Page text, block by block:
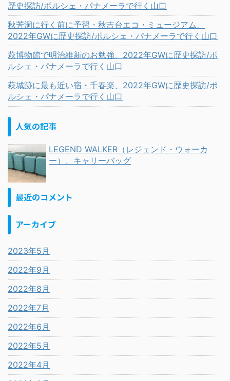
歴史探訪/ポルシェ・パナメーラで行く山口
秋芳洞に行く前に予習・秋吉台エコ・ミュージアム、
2022年GWに歴史探訪/ポルシェ・パナメーラで行く山口
萩博物館で明治維新のお勉強、2022年GWに歴史探訪/ポ
ルシェ・パナメーラで行く山口
萩城跡に最も近い宿・千春楽、2022年GWに歴史探訪/ポ
ルシェ・パナメーラで行く山口
人気の記事
LEGEND WALKER（レジェンド・ウォーカ
ー）、キャリーバッグ
最近のコメント
アーカイブ
2023年5月
2022年9月
2022年8月
2022年7月
2022年6月
2022年5月
2022年4月